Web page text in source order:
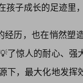
孩子成长的足迹里
经历，也在悄然
了惊人的耐心、
下，最大化地发